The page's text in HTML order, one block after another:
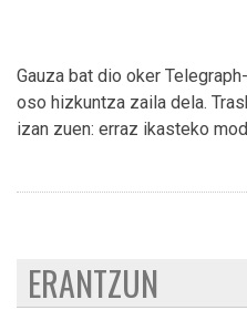
Gauza bat dio oker
oso hizkuntza zaila dela.
izan zuen: erraz ikasteko
ERANTZUN